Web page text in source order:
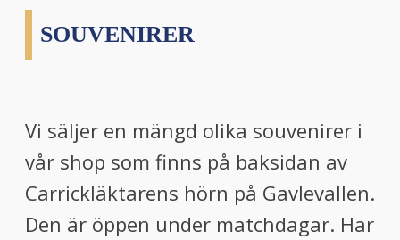
SOUVENIRER
Vi säljer en mängd olika souvenirer i
vår shop som finns på baksidan av
Carrickläktarens hörn på Gavlevallen.
Den är öppen under matchdagar. Har